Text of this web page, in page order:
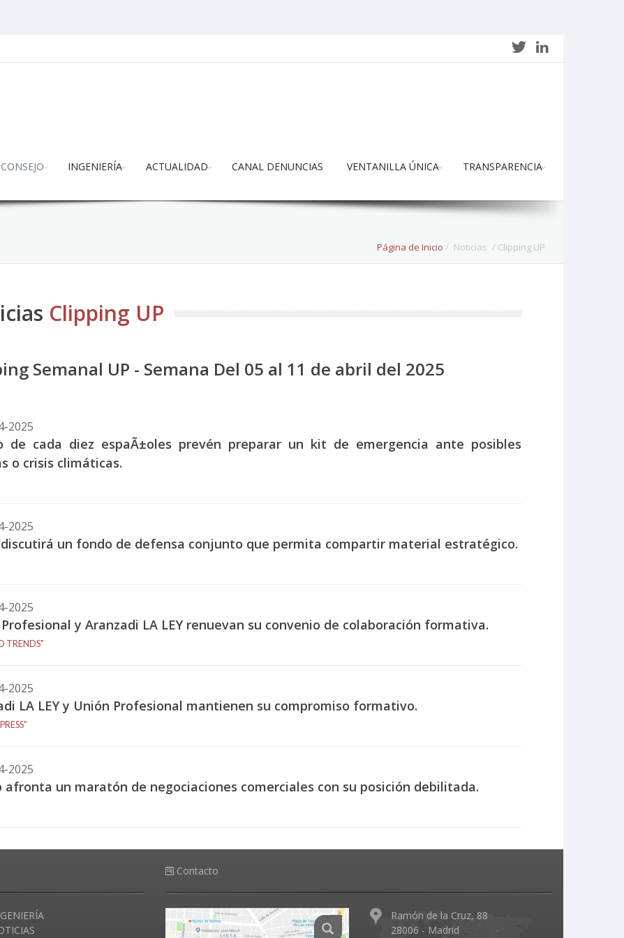
CONSEJO INGENIERÍA ACTUALIDAD CANAL DENUNCIAS VENTANILLA ÚNICA TRANSPARENCIA
Página de Inicio / Noticias / Clipping UP
Clipping UP
Semanal UP - Semana Del 05 al 11 de abril del 2025
2025
de cada diez espaÃ±oles prevén preparar un kit de emergencia ante posibles
o crisis climáticas.
2025
discutirá un fondo de defensa conjunto que permita compartir material estratégico.
2025
y Aranzadi LA LEY renuevan su convenio de colaboración formativa.
TRENDS"
2025
LA LEY y Unión Profesional mantienen su compromiso formativo.
2025
afronta un maratón de negociaciones comerciales con su posición debilitada.
Contacto
Ramón de la Cruz, 88
28006 - Madrid